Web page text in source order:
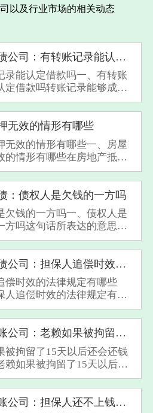
以及行业市场的相关动态
杭州要债公司：有转账记录能认定借款吗
录能认定借款吗一、有转账
定借款吗转账记录能够成为
的证据之一，不过仅仅凭借
并不一定就能确凿地认定借
转账备注清楚地写着是借
者双方有其他能证明借款合
···
无效的情形有哪些
无效的情形有哪些一、房屋
的情形有哪些在房地产抵押
往往存在一些导致抵押失效
以下是几种主要的例子：首
作为抵押物的房屋并不具备
分权限，则该抵押行为就可
：债权人是欠钱的一方吗
欠钱的一方吗一、债权人是
方吗这句话所表达的意思并
严格意义上说，债权人是指
一定债权并且有权请求债务
行为的当事人。具体地说，
资金出借给了另一个人或者
杭州要债公司：担保人追偿时效的法律规定有哪些
偿时效的法律规定有哪些
人追偿时效的法律规定有哪
保人，当其履行担保义务之
享有向债务人进行追偿的权
担保人实践其追偿权益的诉
，即从担保人为债权人承担
···
杭州收账公司：老赖如果被拘留了15天以后还会还钱吗
被拘留了15天以后还会还钱
赖如果被拘留了15天以后还
对于老赖在拘留经历15日之
够切实地偿还债务，尚没有
无疑的结论。拘留作为一项杭州要账公司：担保人还不上钱会让儿子还吗